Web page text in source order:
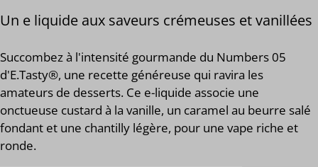
Un e liquide aux saveurs crémeuses et vanillées
Succombez à l'intensité gourmande du Numbers 05
d'E.Tasty®, une recette généreuse qui ravira les
amateurs de desserts. Ce e-liquide associe une
onctueuse custard à la vanille, un caramel au beurre salé
fondant et une chantilly légère, pour une vape riche et
ronde.